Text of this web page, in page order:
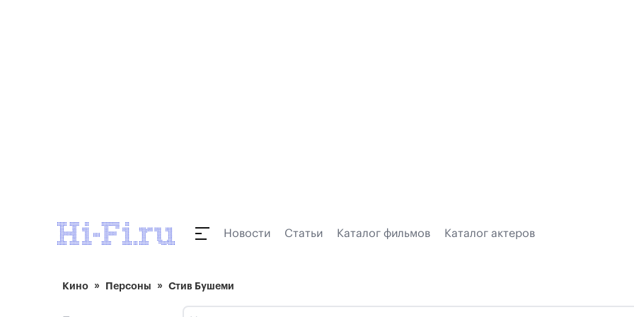
Новости Статьи Каталог фильмов Каталог актеров
Кино Персоны Стив Бушеми